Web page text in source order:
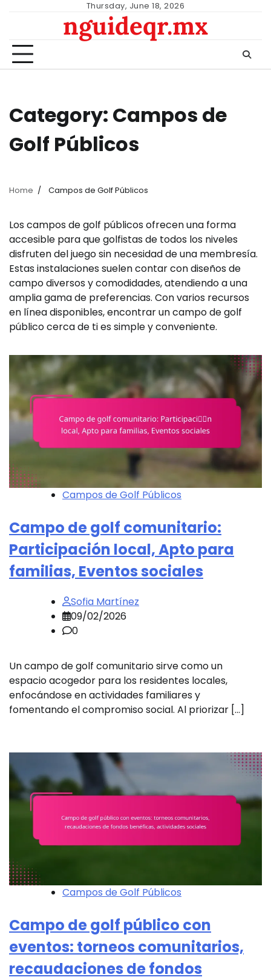
Thursday, June 18, 2026
nguideqr.mx
Category: Campos de
Golf Públicos
Home Campos de Golf Públicos
Los campos de golf públicos ofrecen una forma
accesible para que golfistas de todos los niveles
disfruten del juego sin necesidad de una membresía.
Estas instalaciones suelen contar con diseños de
campo diversos y comodidades, atendiendo a una
amplia gama de preferencias. Con varios recursos
en línea disponibles, encontrar un campo de golf
público cerca de ti es simple y conveniente.
Campos de Golf Públicos
Campo de golf comunitario:
Participación local, Apto para
familias, Eventos sociales
Sofia Martínez
09/02/2026
0
Un campo de golf comunitario sirve como un
espacio acogedor para los residentes locales,
enfocándose en actividades familiares y
fomentando el compromiso social. Al priorizar […]
Campos de Golf Públicos
Campo de golf público con
eventos: torneos comunitarios,
recaudaciones de fondos